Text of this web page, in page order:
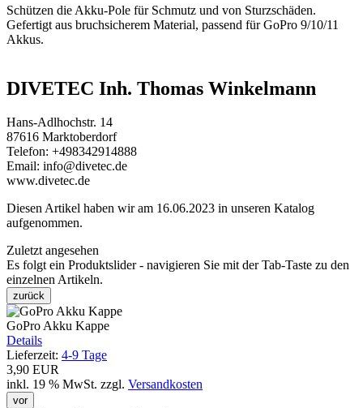
Schützen die Akku-Pole für Schmutz und von Sturzschäden.
Gefertigt aus bruchsicherem Material, passend für GoPro 9/10/11
Akkus.
DIVETEC Inh. Thomas Winkelmann
Hans-Adlhochstr. 14
87616 Marktoberdorf
Telefon: +498342914888
Email: info@divetec.de
www.divetec.de
Diesen Artikel haben wir am 16.06.2023 in unseren Katalog
aufgenommen.
Zuletzt angesehen
Es folgt ein Produktslider - navigieren Sie mit der Tab-Taste zu den
einzelnen Artikeln.
zurück
GoPro Akku Kappe
Details
Lieferzeit: 4-9 Tage
3,90 EUR
inkl. 19 % MwSt. zzgl. Versandkosten
vor